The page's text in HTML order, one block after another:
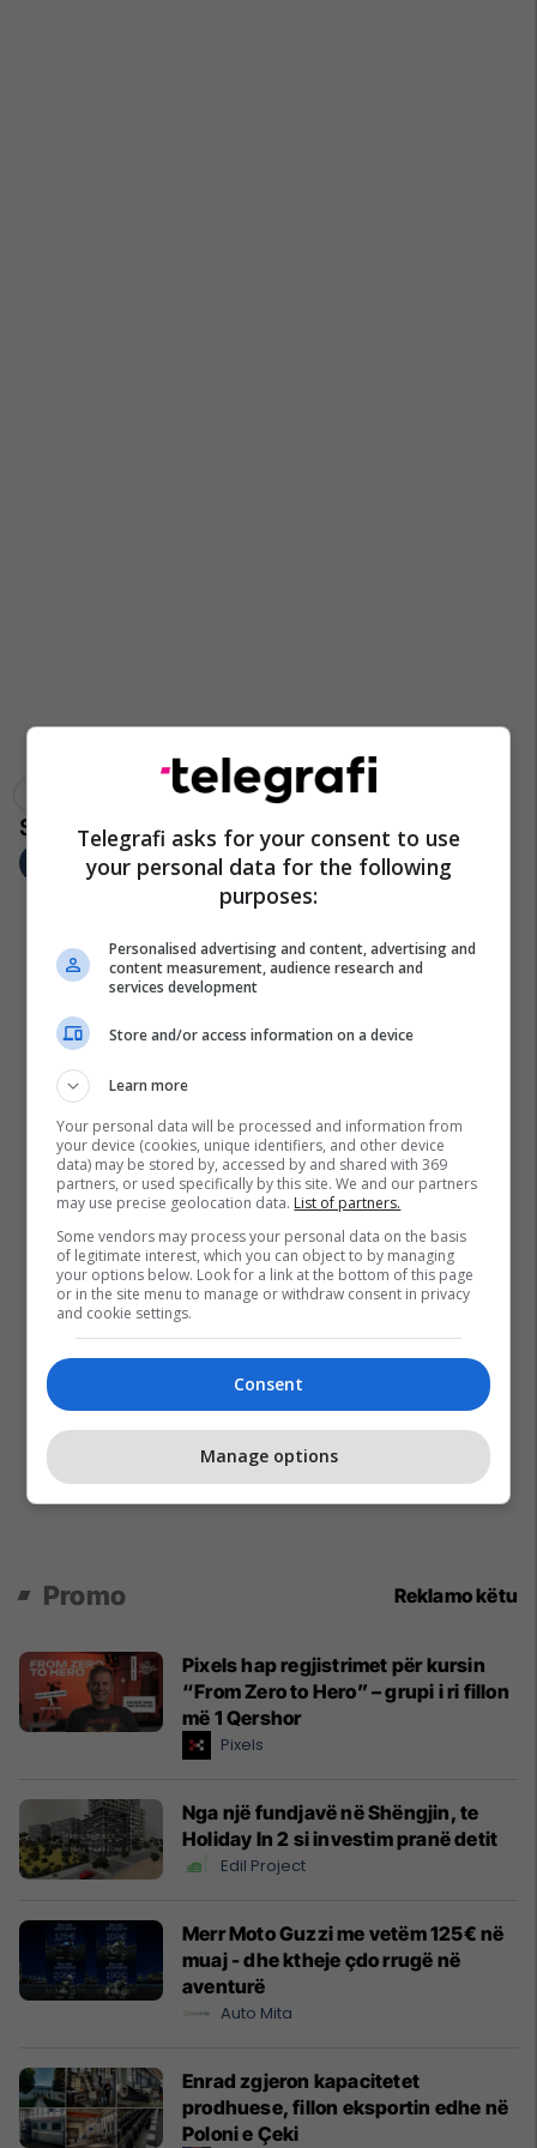
Ljuben Arnaudov Johan Tarçullovski
Promo Reklamo këtu
Pixels hap regjistrimet për kursin
“From Zero to Hero” – grupi i ri fillon
më 1 Qershor
Pixels
Nga një fundjavë në Shëngjin, te
Holiday In 2 si investim pranë detit
Edil Project
Merr Moto Guzzi me vetëm 125€ në
muaj - dhe ktheje çdo rrugë në
aventurë
Auto Mita
Enrad zgjeron kapacitetet
prodhuese, fillon eksportin edhe në
Poloni e Çeki
Telegrafi asks for your consent to use
your personal data for the following
purposes:
Personalised advertising and content, advertising and
content measurement, audience research and
services development
Store and/or access information on a device
Learn more
Your personal data will be processed and information from
your device (cookies, unique identifiers, and other device
data) may be stored by, accessed by and shared with 369
partners, or used specifically by this site. We and our partners
may use precise geolocation data. List of partners.
Some vendors may process your personal data on the basis
of legitimate interest, which you can object to by managing
your options below. Look for a link at the bottom of this page
or in the site menu to manage or withdraw consent in privacy
and cookie settings.
Consent
Manage options